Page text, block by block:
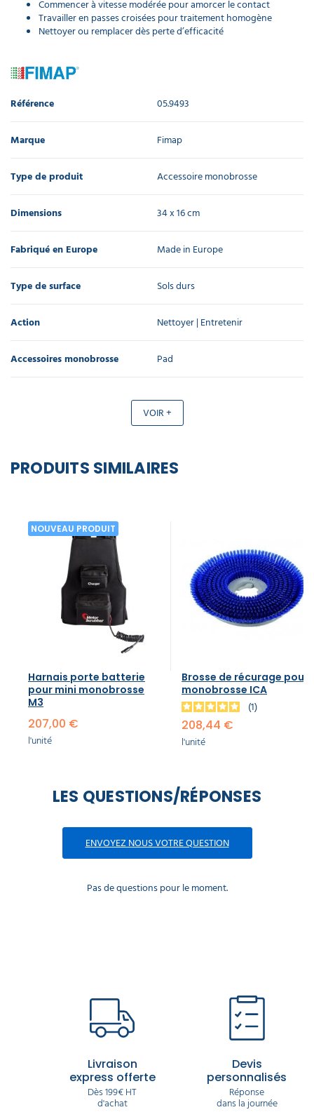
Commencer à vitesse modérée pour amorcer le contact
Travailler en passes croisées pour traitement homogène
Nettoyer ou remplacer dès perte d’efficacité
Référence 05.9493
Marque Fimap
Type de produit Accessoire monobrosse
Dimensions 34 x 16 cm
Fabriqué en Europe Made in Europe
Type de surface Sols durs
Action Nettoyer | Entretenir
Accessoires monobrosse Pad
VOIR +
PRODUITS SIMILAIRES
NOUVEAU PRODUIT
Harnais porte batterie
pour mini monobrosse
M3
207,00 €
l'unité
Brosse de récurage pour
monobrosse ICA
1
208,44 €
l'unité
LES QUESTIONS/RÉPONSES
ENVOYEZ NOUS VOTRE QUESTION
Pas de questions pour le moment.
Livraison
express offerte
Dès 199€ HT
d'achat
Devis
personnalisés
Réponse
dans la journée